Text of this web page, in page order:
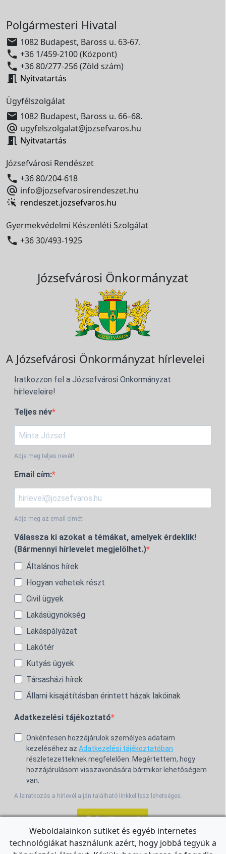
Polgármesteri Hivatal
 1082 Budapest, Baross u. 63-67.
 +36 1/459-2100 (Központ)
 +36 80/277-256 (Zöld szám)
 Nyitvatartás
Ügyfélszolgálat
 1082 Budapest, Baross u. 66–68.
 ugyfelszolgalat@jozsefvaros.hu
 Nyitvatartás
Józsefvárosi Rendészet
 +36 80/204-618
 info@jozsefvarosirendeszet.hu
rendeszet.jozsefvaros.hu
Gyermekvédelmi Készenléti Szolgálat
 +36 30/493-1925
Józsefvárosi Önkormányzat
A Józsefvárosi Önkormányzat hírlevelei
Iratkozzon fel a Józsefvárosi Önkormányzat
hírleveleire!
Teljes név
Adja meg teljes nevét!
Email cím:
Adja meg az email címét!
Válassza ki azokat a témákat, amelyek érdeklik!
(Bármennyi hírlevelet megjelölhet.)
Általános hírek
Hogyan vehetek részt
Civil ügyek
Lakásügynökség
Lakáspályázat
Lakótér
Kutyás ügyek
Társasházi hírek
Állami kisajátításban érintett házak lakóinak
Adatkezelési tájékoztató
Önkéntesen hozzájárulok személyes adataim
kezeléséhez az Adatkezelési tájékoztatóban
részletezetteknek megfelelően. Megértettem, hogy
hozzájárulásom visszavonására bármikor lehetőségem
van.
A leiratkozás a hírlevél alján található linkkel lesz lehetséges.
Feliratkozom!
Weboldalainkon sütiket és egyéb internetes
technológiákat használunk azért, hogy jobbá tegyük a